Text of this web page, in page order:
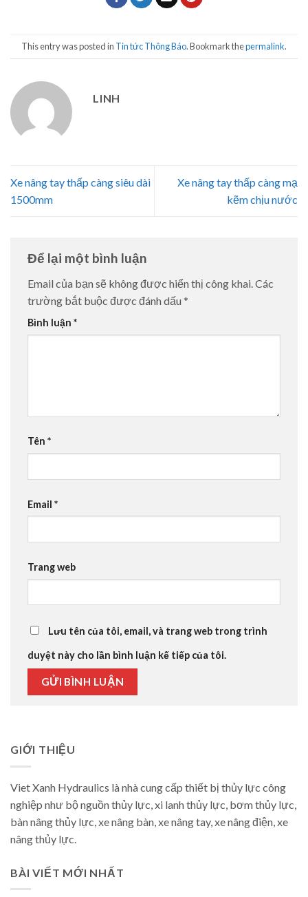
This entry was posted in Tin tức Thông Báo. Bookmark thepermalink.
LINH
Xe nâng tay thấp càng siêu dài
1500mm
Xe nâng tay thấp càng mạ
kẽm chịu nước
Để lại một bình luận
Email của bạn sẽ không được hiển thị công khai.Các
trường bắt buộc được đánh dấu *
Bình luận *
Tên *
Email *
Trang web
Lưu tên của tôi, email, và trang web trong trình
duyệt này cho lần bình luận kế tiếp của tôi.
GIỚI THIỆU
Viet Xanh Hydraulics là nhà cung cấp thiết bị thủy lực công
nghiệp như bộ nguồn thủy lực, xi lanh thủy lực, bơm thủy lực,
bàn nâng thủy lực, xe nâng bàn, xe nâng tay, xe nâng điện, xe
nâng thủy lực.
BÀI VIẾT MỚI NHẤT